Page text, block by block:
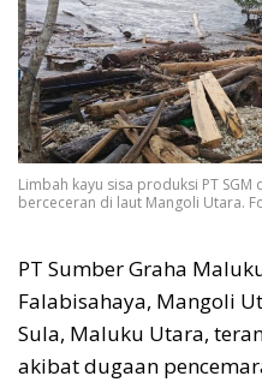
Limbah kayu sisa produksi PT SGM
berceceran di laut Mangoli Utara.
PT Sumber Graha
Falabisahaya, Mangoli
Sula, Maluku Utara,
akibat dugaan